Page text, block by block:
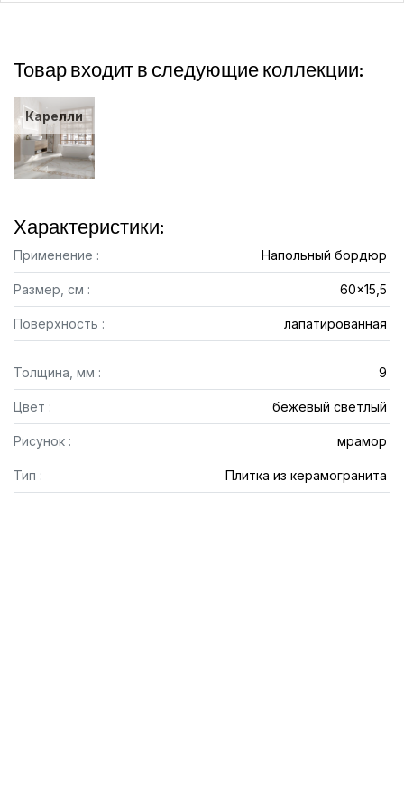
Товар входит в следующие коллекции:
Карелли
Характеристики:
Применение : Напольный бордюр
Размер, см : 60x15,5
Поверхность : лапатированная
Толщина, мм : 9
Цвет : бежевый светлый
Рисунок : мрамор
Тип : Плитка из керамогранита